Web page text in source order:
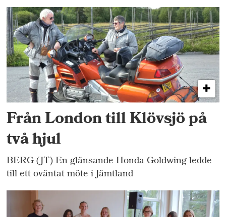
Från London till Klövsjö på
två hjul
BERG (JT) En glänsande Honda Goldwing ledde
till ett oväntat möte i Jämtland